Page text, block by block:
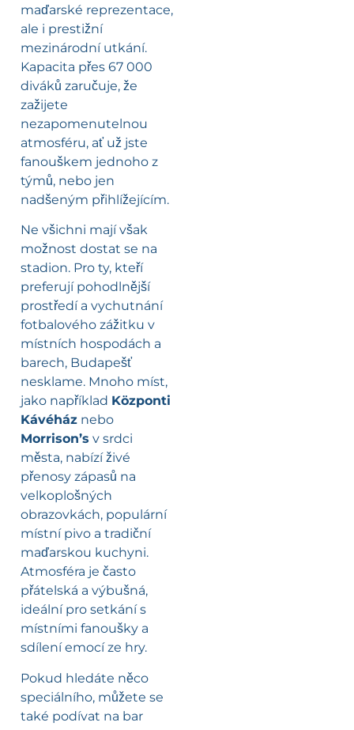
maďarské reprezentace,
ale i prestižní
mezinárodní utkání.
Kapacita přes 67 000
diváků zaručuje, že
zažijete
nezapomenutelnou
atmosféru, ať už jste
fanouškem jednoho z
týmů, nebo jen
nadšeným přihlížejícím.
Ne všichni mají však
možnost dostat se na
stadion. Pro ty, kteří
preferují pohodlnější
prostředí a vychutnání
fotbalového zážitku v
místních hospodách a
barech, Budapešť
nesklame. Mnoho míst,
jako například Központi
Kávéház nebo
Morrison’s v srdci
města, nabízí živé
přenosy zápasů na
velkoplošných
obrazovkách, populární
místní pivo a tradiční
maďarskou kuchyni.
Atmosféra je často
přátelská a výbušná,
ideální pro setkání s
místními fanoušky a
sdílení emocí ze hry.
Pokud hledáte něco
speciálního, můžete se
také podívat na bar